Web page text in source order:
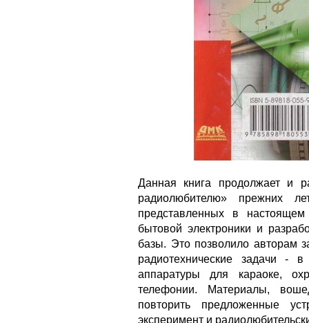
Данная книга продолжает и
радиолюбителю» прежних
представленных в
бытовой электроники и
базы. Это позволило авторам
радиотехнические задачи - в
аппаратуры для караоке,
телефонии. Материалы,
повторить предложенные
эксперимент и